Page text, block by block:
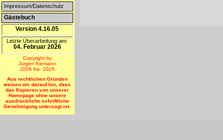
Impressum/Datenschutz
Gästebuch
Version 4.16.05
Letzte Überarbeitung am:
04. Februar 2026
Copyright by
Jürgen Klemann
2006 bis 2025
Aus rechtlichen Gründen
weisen wir darauf hin, dass
das Kopieren von unserer
Homepage ohne unsere
ausdrückliche schriftliche
Genehmigung untersagt ist.